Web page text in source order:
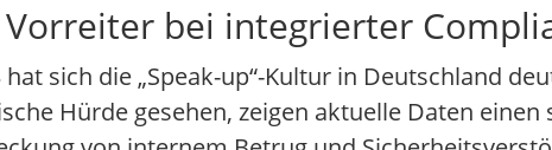
bei integrierter
sich die „Speak-up“-Kultur in Deutschland
Hürde gesehen, zeigen aktuelle Daten